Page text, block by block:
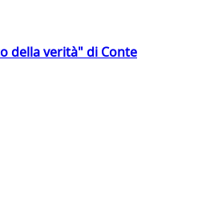
della verità" di Conte